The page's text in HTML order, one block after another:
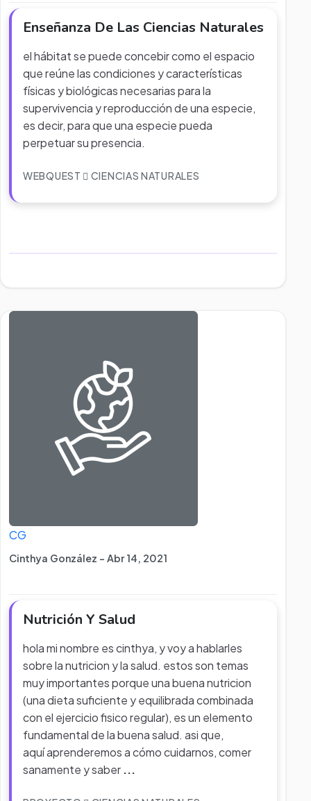
Enseñanza De Las Ciencias Naturales
el hábitat se puede concebir como el espacio
que reúne las condiciones y características
físicas y biológicas necesarias para la
supervivencia y reproducción de una especie,
es decir, para que una especie pueda
perpetuar su presencia.
WEBQUEST CIENCIAS NATURALES
CG
Cinthya González - Abr 14, 2021
Nutrición Y Salud
hola mi nombre es cinthya, y voy a hablarles
sobre la nutricion y la salud. estos son temas
muy importantes porque una buena nutricion
(una dieta suficiente y equilibrada combinada
con el ejercicio fisico regular), es un elemento
fundamental de la buena salud. asi que,
aquí aprenderemos a cómo cuidarnos, comer
sanamente y saber ...